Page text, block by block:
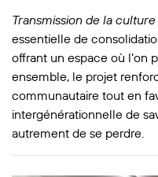
Transmission de la culture
essentielle de
offrant un espace où l’on
ensemble, le projet
communautaire tout en
intergénérationnelle de
autrement de se perdre.